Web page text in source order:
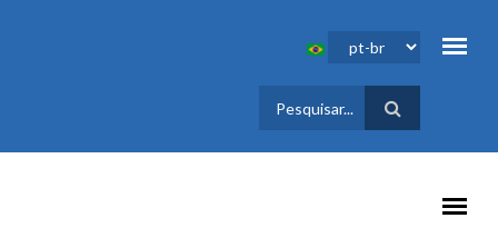
FORMULÁRIO
DE BUSCA